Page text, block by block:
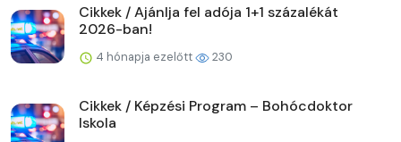
Cikkek / Ajánlja fel adója 1+1 százalékát
2026-ban!
4 hónapja ezelőtt 230
Cikkek / Képzési Program – Bohócdoktor
Iskola